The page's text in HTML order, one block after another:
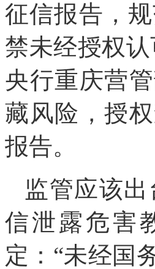
征信报告，
禁未经授权
央行重庆营
藏风险，授
报告。
监管应该
信泄露危害
定：“未经国